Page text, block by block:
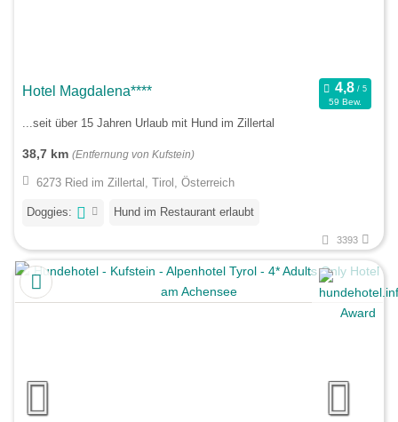
Hotel Magdalena****
59 Bew.
...seit über 15 Jahren Urlaub mit Hund im Zillertal
38,7 km (Entfernung von Kufstein)
6273 Ried im Zillertal, Tirol, Österreich
Doggies: Hund im Restaurant erlaubt
3393